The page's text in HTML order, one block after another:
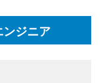
ジニア